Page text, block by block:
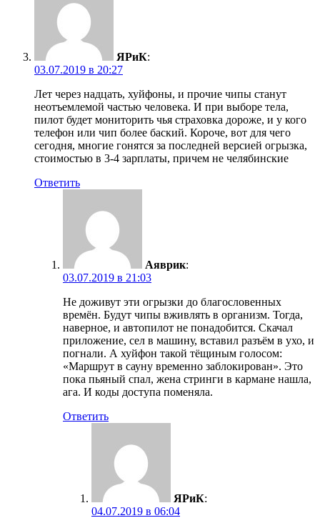
ЯРиК:
03.07.2019 в 20:27
Лет через надцать, хуйфоны, и прочие чипы станут
неотъемлемой частью человека. И при выборе тела,
пилот будет мониторить чья страховка дороже, и у кого
телефон или чип более баский. Короче, вот для чего
сегодня, многие гонятся за последней версией огрызка,
стоимостью в 3-4 зарплаты, причем не челябинские
Ответить
Аяврик:
03.07.2019 в 21:03
Не доживут эти огрызки до благословенных
времён. Будут чипы вживлять в организм. Тогда,
наверное, и автопилот не понадобится. Скачал
приложение, сел в машину, вставил разъём в ухо, и
погнали. А хуйфон такой тёщиным голосом:
«Маршрут в сауну временно заблокирован». Это
пока пьяный спал, жена стринги в кармане нашла,
ага. И коды доступа поменяла.
Ответить
ЯРиК:
04.07.2019 в 06:04